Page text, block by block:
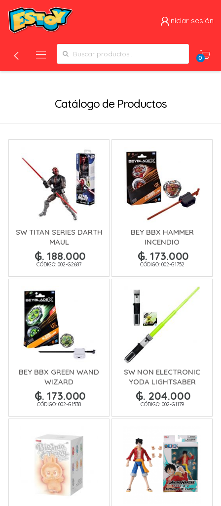
Iniciar sesión
Search for:
0
Catálogo de Productos
SW TITAN SERIES DARTH
MAUL
₲. 188.000
CÓDIGO: 002-G2687
BEY BBX HAMMER
INCENDIO
₲. 173.000
CÓDIGO: 002-G1752
BEY BBX GREEN WAND
WIZARD
₲. 173.000
CÓDIGO: 002-G1538
SW NON ELECTRONIC
YODA LIGHTSABER
₲. 204.000
CÓDIGO: 002-G1179